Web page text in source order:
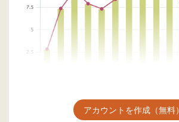
アカウントを作成（無料）